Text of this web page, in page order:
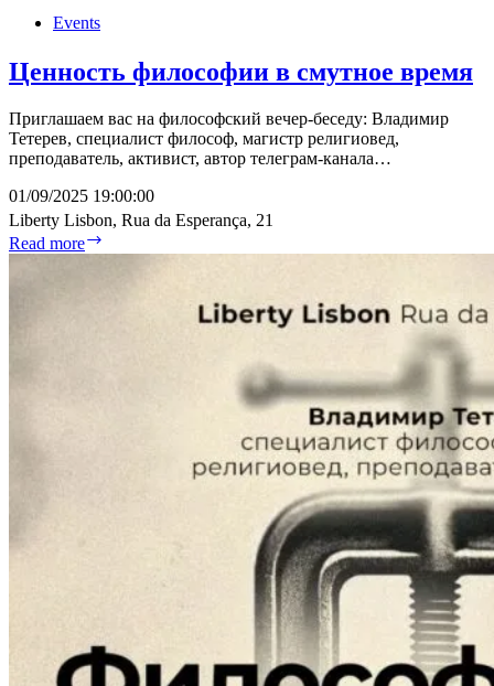
Events
Ценность философии в смутное время
Приглашаем вас на философский вечер-беседу: Владимир
Тетерев, специалист философ, магистр религиовед,
преподаватель, активист, автор телеграм-канала…
01/09/2025 19:00:00
Liberty Lisbon, Rua da Esperança, 21
Read more
философии